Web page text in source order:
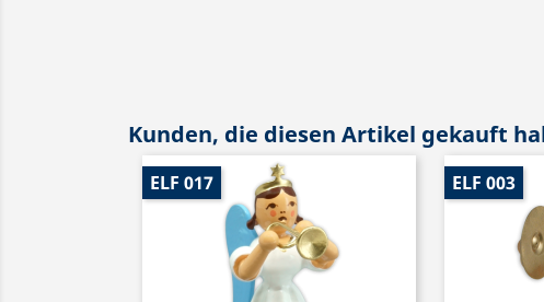
Kunden, die diesen Artikel gekauft
ELF 017 ELF 003